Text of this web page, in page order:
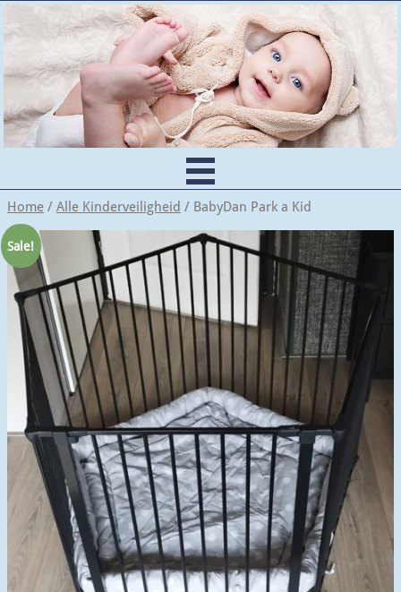
Home / Alle Kinderveiligheid / BabyDan Park a Kid
Sale!